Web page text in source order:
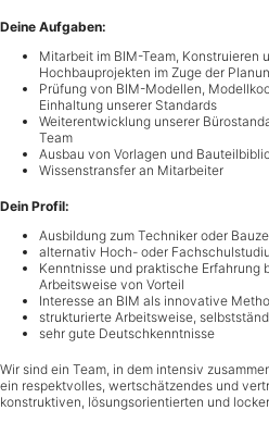
Deine Aufgaben:
Mitarbeit im BIM-Team, Konstruieren
Hochbauprojekten im Zuge der
Prüfung von BIM-Modellen,
Einhaltung unserer Standards
Weiterentwicklung unserer
Team
Ausbau von Vorlagen und
Wissenstransfer an Mitarbeiter
Dein Profil:
Ausbildung zum Techniker oder
alternativ Hoch- oder
Kenntnisse und praktische Erfahrung
Arbeitsweise von Vorteil
Interesse an BIM als innovative
strukturierte Arbeitsweise,
sehr gute Deutschkenntnisse
Wir sind ein Team, in dem intensiv
ein respektvolles, wertschätzendes und
konstruktiven, lösungsorientierten und